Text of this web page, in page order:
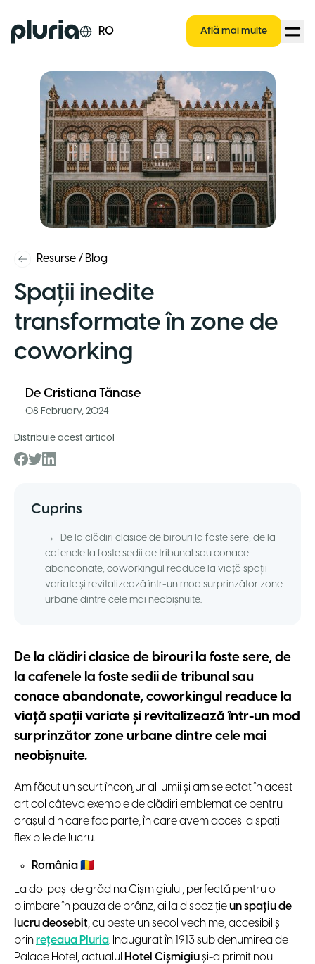
Logo Pluria RO Află mai multe
Resurse / Blog
Spații inedite
transformate în zone de
coworking
De Cristiana Tănase
08 February, 2024
Distribuie acest articol
Cuprins
→
De la clădiri clasice de birouri la foste sere, de la
cafenele la foste sedii de tribunal sau conace
abandonate, coworkingul readuce la viață spații
variate și revitalizează într-un mod surprinzător zone
urbane dintre cele mai neobișnuite.
De la clădiri clasice de birouri la foste sere, de
la cafenele la foste sedii de tribunal sau
conace abandonate, coworkingul readuce la
viață spații variate și revitalizează într-un mod
surprinzător zone urbane dintre cele mai
neobișnuite.
Am făcut un scurt înconjur al lumii și am selectat în acest
articol câteva exemple de clădiri emblematice pentru
orașul din care fac parte, în care avem acces la spații
flexibile de lucru.
România 🇷🇴
La doi pași de grădina Cișmigiului, perfectă pentru o
plimbare în pauza de prânz, ai la dispozițieun spațiu de
lucru deosebit, cu peste un secol vechime, accesibil și
prinrețeaua Pluria. Inaugurat în 1913 sub denumirea de
Palace Hotel, actualul Hotel Cișmigiuși-a primit noul